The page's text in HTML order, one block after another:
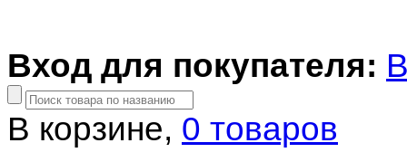
Вход для покупателя:
В корзине, 0 товаров